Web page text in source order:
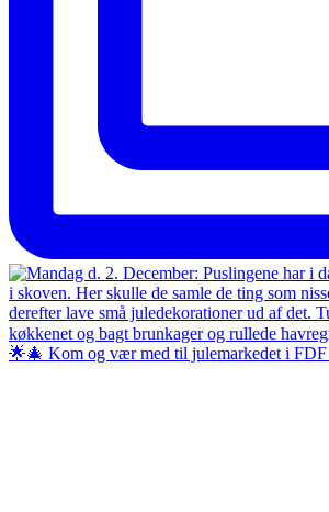
🌟🎄 Kom og vær med til julemarkedet i